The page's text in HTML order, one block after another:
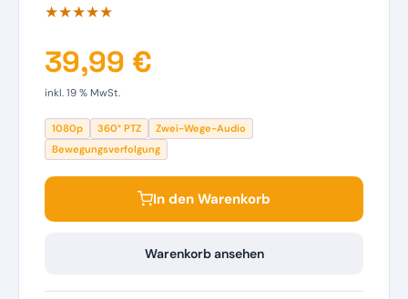
★★★★★
39,99 €
inkl. 19 % MwSt.
1080p 360° PTZ
Zwei-Wege-Audio
Bewegungsverfolgung
In den Warenkorb
Warenkorb ansehen